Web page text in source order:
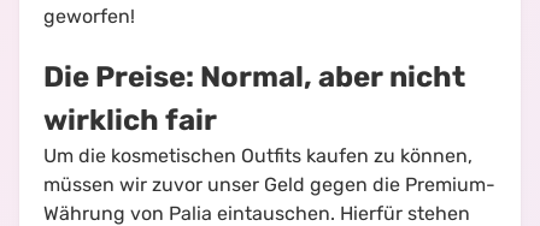
geworfen!
Die Preise: Normal, aber nicht
wirklich fair
Um die kosmetischen Outfits kaufen zu können,
müssen wir zuvor unser Geld gegen die Premium-
Währung von Palia eintauschen. Hierfür stehen